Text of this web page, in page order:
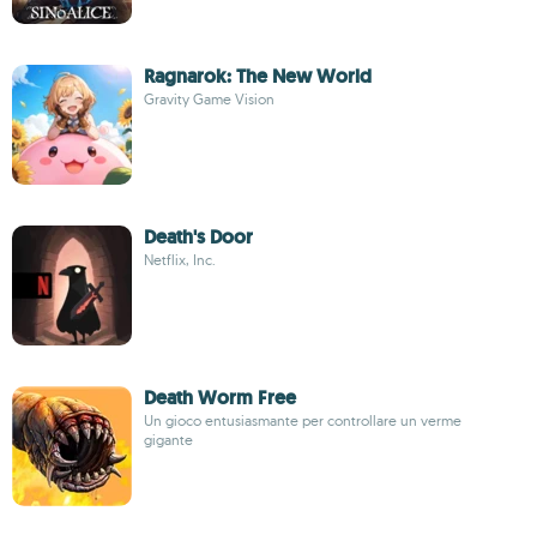
Ragnarok: The New World
Gravity Game Vision
Death's Door
Netflix, Inc.
Death Worm Free
Un gioco entusiasmante per controllare un verme
gigante